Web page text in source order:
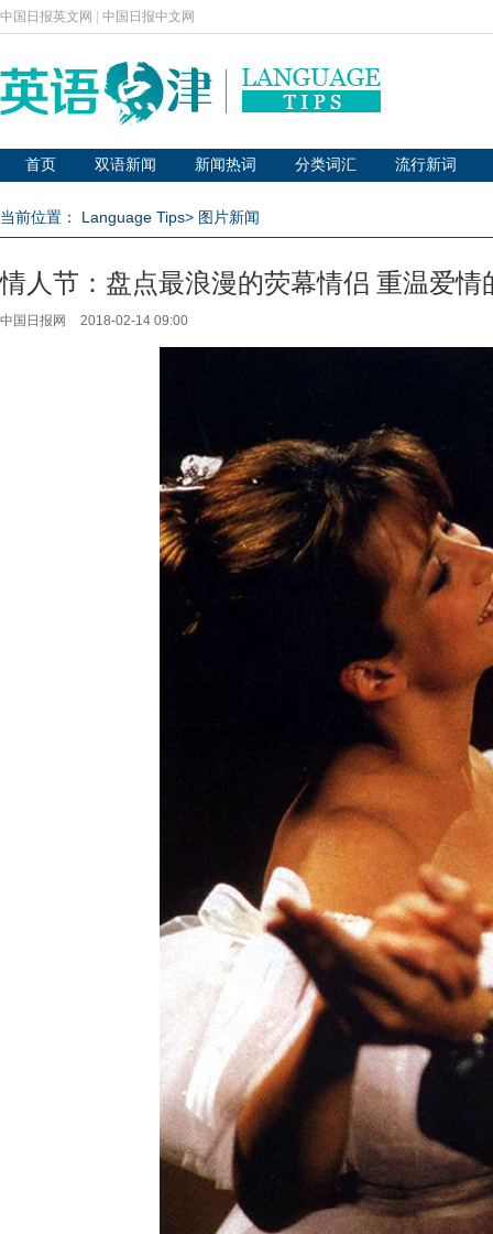
中国日报英文网 中国日报中文网
首页 双语新闻 新闻热词 分类词汇 流行新词
当前位置： Language Tips> 图片新闻
情人节：盘点最浪漫的荧幕情侣 重温爱情
中国日报网 2018-02-14 09:00